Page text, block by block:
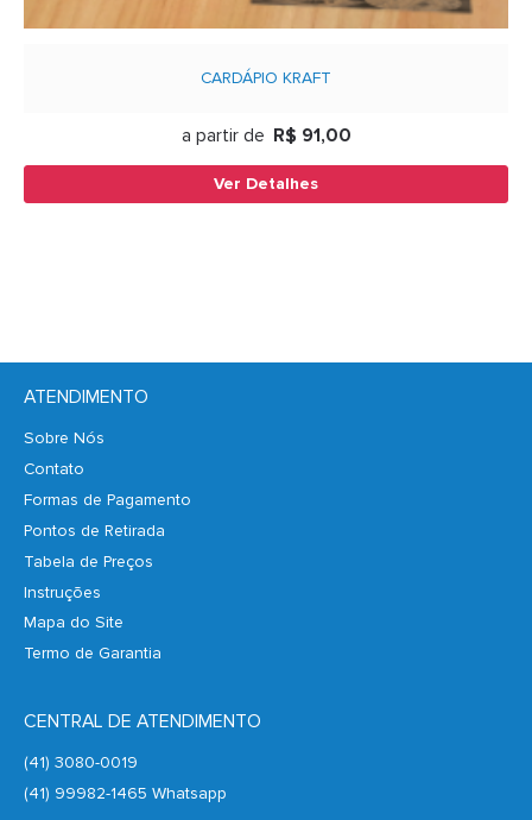
CARDÁPIO KRAFT
a partir de R$ 91,00
Ver Detalhes
ATENDIMENTO
Sobre Nós
Contato
Formas de Pagamento
Pontos de Retirada
Tabela de Preços
Instruções
Mapa do Site
Termo de Garantia
CENTRAL DE ATENDIMENTO
(41) 3080-0019
(41) 99982-1465 Whatsapp